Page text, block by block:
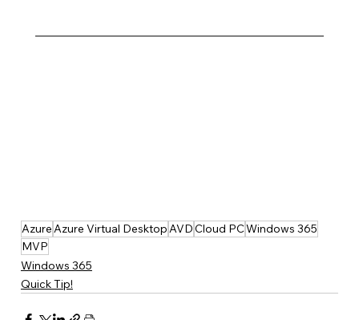
AzureAzure Virtual DesktopAVDCloud PCWindows 365
MVP
Windows 365
Quick Tip!